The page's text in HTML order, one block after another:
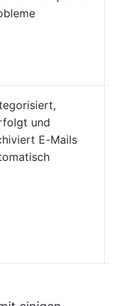
und
E-Mails